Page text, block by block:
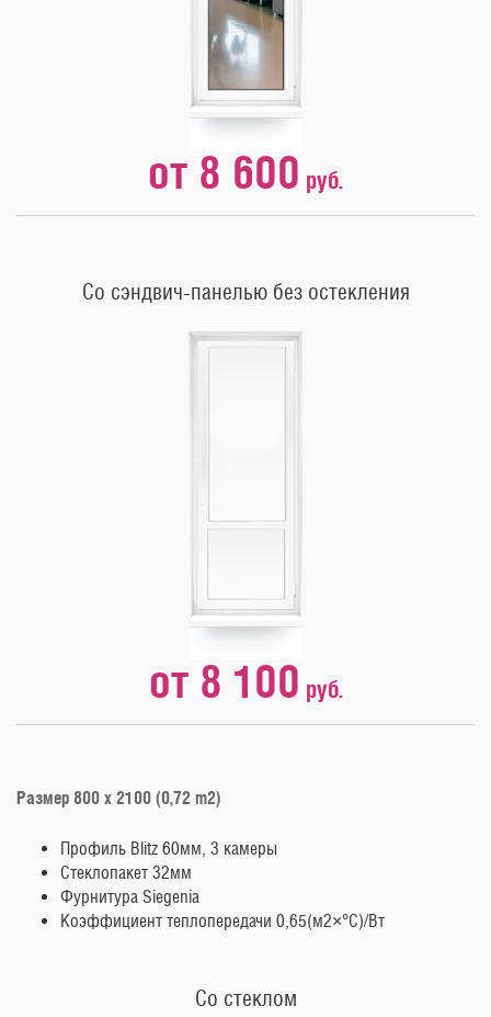
от 8 600 руб.
Со сэндвич-панелью без остекления
от 8 100 руб.
Размер 800 х 2100 (0,72 m2)
Профиль Blitz 60мм, 3 камеры
Стеклопакет 32мм
Фурнитура Siegenia
Коэффициент теплопередачи 0,65(м2×°C)/Вт
Со стеклом